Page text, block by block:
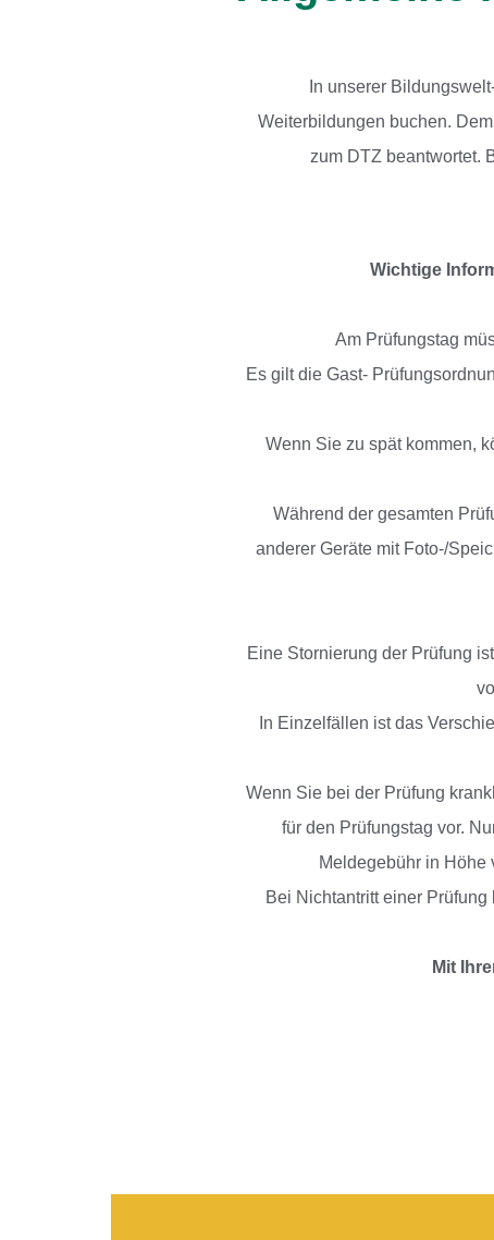
In unserer
Weiterbildungen buchen.
zum DTZ beantwortet.
Wichtige
Am Prüfungstag
Es gilt die Gast-
Wenn Sie zu spät kommen,
Während der gesamten
anderer Geräte mit Foto-/
Eine Stornierung der Prüfung
In Einzelfällen ist das
Wenn Sie bei der Prüfung
für den Prüfungstag vor.
Meldegebühr in Höhe
Bei Nichtantritt einer
Mit